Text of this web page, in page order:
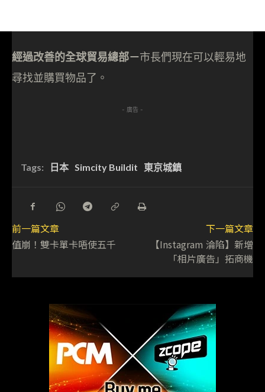
經過改善的全球貿易總部－市長們現在可以輕易地
尋找並購買物品了。
- 廣告 -
Tags: 日本 Simcity Buildit 東京城鎮
前一篇文章
值崩！雙卡單卡唔使五千
下一篇文章
【Instagram 淪陷】新增
「相片廣告」拓商機